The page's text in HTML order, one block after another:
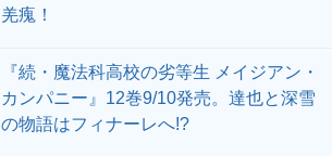
羌瘣！
『続・魔法科高校の劣等生 メイジアン・
カンパニー』12巻9/10発売。達也と深雪
の物語はフィナーレへ!?